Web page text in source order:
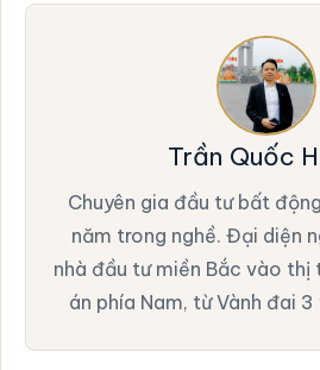
Trần Quốc
Chuyên gia đầu tư bất
năm trong nghề. Đại diện
nhà đầu tư miền Bắc vào thị
án phía Nam, từ Vành đai 3